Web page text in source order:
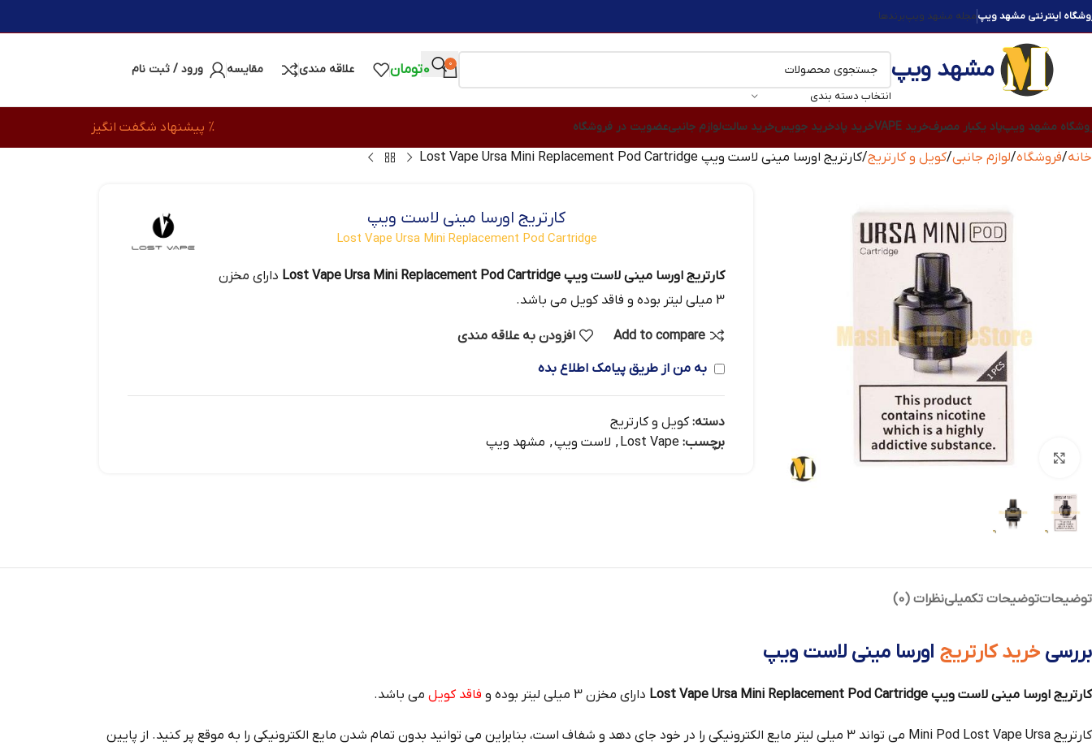
اینترنتی مشهد ویپمجله مشهد ویپبرندها
مشهد ویپ
انتخاب دسته بندی
0
0تومان علاقه مندی مقایسه ورود / ثبت نام
مشهد ویپپاد یکبار مصرفخرید VAPE خرید پادخرید جویسخرید سالتلوازم جانبیعضویت در فروشگاه
% پیشنهاد شگفت انگیز
خانه فروشگاه لوازم جانبی کویل و کارتریج کارتریج اورسا مینی لاست ویپ Lost Vape Ursa Mini Replacement Pod Cartridge
بزرگنمایی تصویر
کارتریج اورسا مینی لاست ویپ
Lost Vape Ursa Mini Replacement Pod Cartridge
کارتریج اورسا مینی لاست ویپ Lost Vape Ursa Mini Replacement Pod Cartridge
دارای مخزن
3 میلی لیتر بوده و فاقد کویل می باشد.
Add to compare افزودن به علاقه مندی
به من از طریق پیامک اطلاع بده
دسته: کویل و کارتریج
برچسب: Lost Vape
, لاست ویپ, مشهد ویپ
توضیحاتتوضیحات تکمیلینظرات (0)
بررسی خرید کارتریج اورسا مینی لاست ویپ
کارتریج اورسا مینی لاست ویپ Lost Vape Ursa Mini Replacement Pod Cartridge دارای مخزن 3 میلی لیتر بوده و فاقد کویل می باشد.
کارتریج Mini Pod Lost Vape Ursa می تواند 3 میلی لیتر مایع الکترونیکی را در خود جای دهد و شفاف است، بنابراین می توانید بدون تمام شدن مایع الکترونیکی را به موقع پر کنید. از پایین